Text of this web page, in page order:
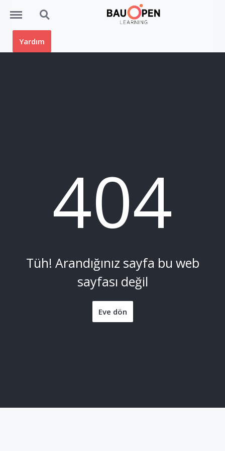
Menü Ara
Yardım
404
Tüh! Arandığınız sayfa bu web
sayfası değil
Eve dön